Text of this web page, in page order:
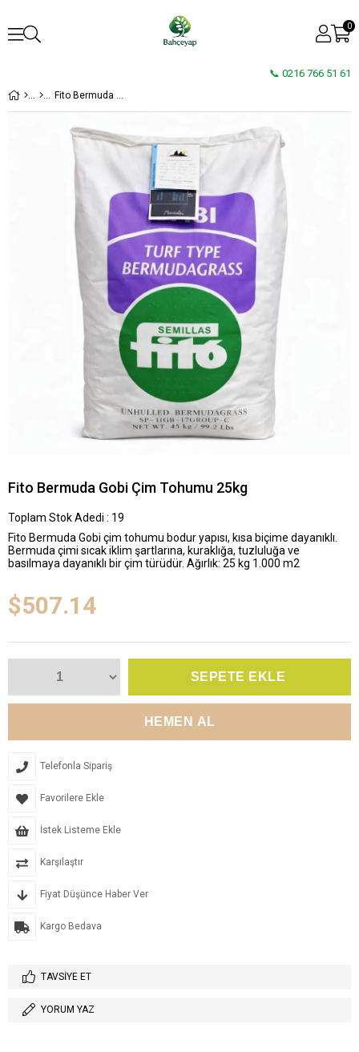
0
📞 0216 766 51 61
Fito Bermuda Gobi Çim Tohumu 25kg
Fito Bermuda Gobi Çim Tohumu 25kg
Toplam Stok Adedi : 19
Fito Bermuda Gobi çim tohumu bodur yapısı, kısa biçime dayanıklı.
Bermuda çimi sıcak iklim şartlarına, kuraklığa, tuzluluğa ve
basılmaya dayanıklı bir çim türüdür. Ağırlık: 25 kg 1.000 m2
$507.14
Telefonla Sipariş
Favorilere Ekle
İstek Listeme Ekle
Karşılaştır
Fiyat Düşünce Haber Ver
Kargo Bedava
TAVSIYE ET
YORUM YAZ